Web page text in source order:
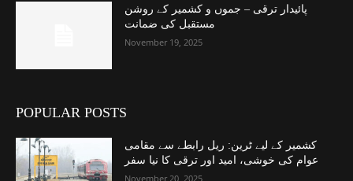
پائیدار ترقی – جموں و کشمیر کے روشن
مستقبل کی ضمانت
November 19, 2025
POPULAR POSTS
کشمیر کے لیے ٹرین: ریل رابطے سے مقامی
عوام کی خوشی، امید اور ترقی کا نیا سفر
November 20, 2025